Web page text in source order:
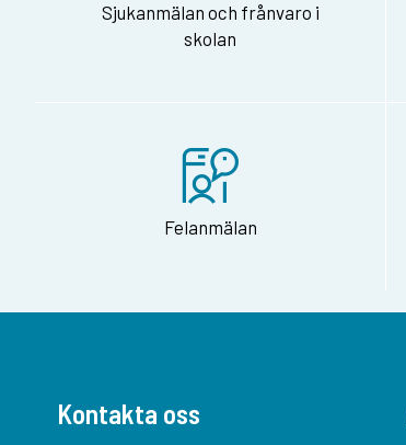
Sjukanmälan och frånvaro i
skolan
Felanmälan
Kontakta oss